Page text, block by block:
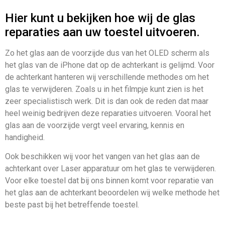
Hier kunt u bekijken hoe wij de glas
reparaties aan uw toestel uitvoeren.
Zo het glas aan de voorzijde dus van het OLED scherm als
het glas van de iPhone dat op de achterkant is gelijmd. Voor
de achterkant hanteren wij verschillende methodes om het
glas te verwijderen. Zoals u in het filmpje kunt zien is het
zeer specialistisch werk. Dit is dan ook de reden dat maar
heel weinig bedrijven deze reparaties uitvoeren. Vooral het
glas aan de voorzijde vergt veel ervaring, kennis en
handigheid.
Ook beschikken wij voor het vangen van het glas aan de
achterkant over Laser apparatuur om het glas te verwijderen.
Voor elke toestel dat bij ons binnen komt voor reparatie van
het glas aan de achterkant beoordelen wij welke methode het
beste past bij het betreffende toestel.